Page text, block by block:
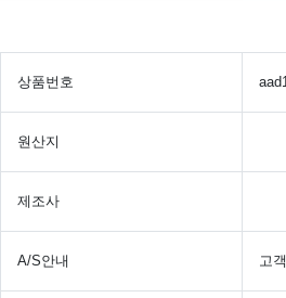
상품번호
원산지
제조사
A/S안내 고